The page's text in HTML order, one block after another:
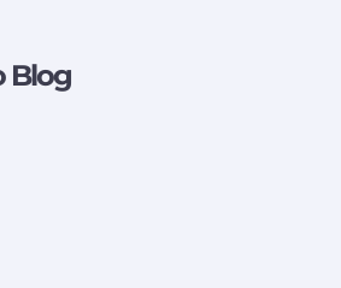
Blog